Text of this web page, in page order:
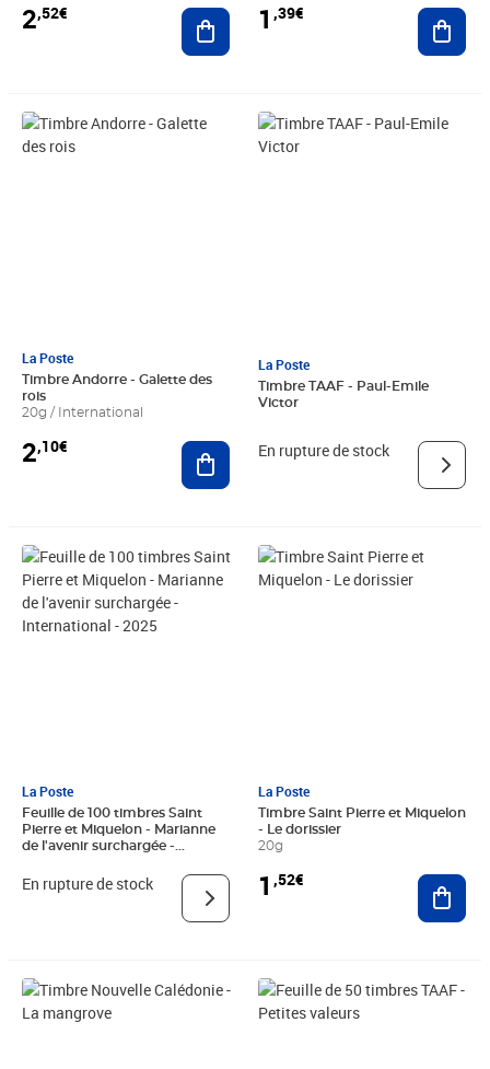
2,52€ Ajouter au panier
1 ,39€
La Poste
Timbre Andorre - Galette des
rois
20g / International
2,10€
Prix 2,10€
Ajouter au panier
La Poste
Timbre TAAF - Paul-Emile
Victor
En rupture de stock
La Poste
Feuille de 100 timbres Saint
Pierre et Miquelon - Marianne
de l'avenir surchargée -
En rupture de stock
La Poste
Timbre Saint Pierre et Miquelon
- Le dorissier
20g
1 ,52€
Prix 1,52€
Prix 1,93€ Prix 5,00€